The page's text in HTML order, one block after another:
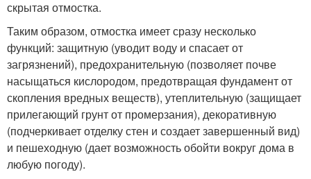
скрытая отмостка.
Таким образом, отмостка имеет сразу несколько
функций: защитную (уводит воду и спасает от
загрязнений), предохранительную (позволяет почве
насыщаться кислородом, предотвращая фундамент от
скопления вредных веществ), утеплительную (защищает
прилегающий грунт от промерзания), декоративную
(подчеркивает отделку стен и создает завершенный вид)
и пешеходную (дает возможность обойти вокруг дома в
любую погоду).